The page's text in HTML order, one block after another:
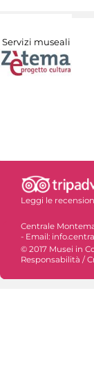
Servizi museali
Leggi le
Centrale
- Email:
© 2017 Musei in
Responsabilità /